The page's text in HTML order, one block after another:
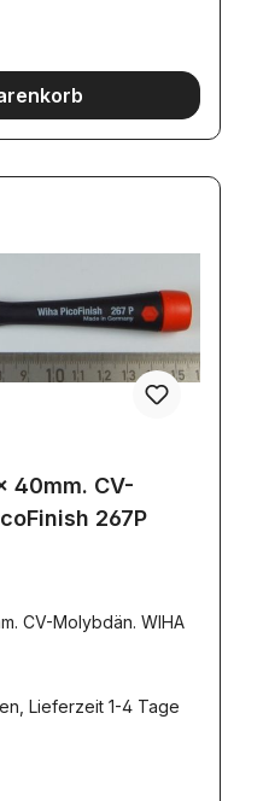
40mm. CV-
267P
CV-Molybdän. WIHA
Lieferzeit 1-4 Tage